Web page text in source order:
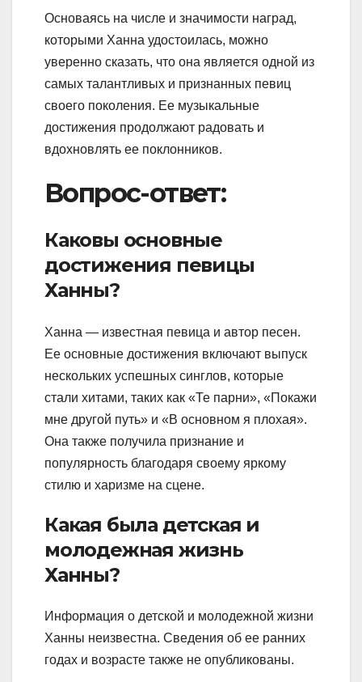
Основаясь на числе и значимости наград,
которыми Ханна удостоилась, можно
уверенно сказать, что она является одной из
самых талантливых и признанных певиц
своего поколения. Ее музыкальные
достижения продолжают радовать и
вдохновлять ее поклонников.
Вопрос-ответ:
Каковы основные
достижения певицы
Ханны?
Ханна — известная певица и автор песен.
Ее основные достижения включают выпуск
нескольких успешных синглов, которые
стали хитами, таких как «Те парни», «Покажи
мне другой путь» и «В основном я плохая».
Она также получила признание и
популярность благодаря своему яркому
стилю и харизме на сцене.
Какая была детская и
молодежная жизнь
Ханны?
Информация о детской и молодежной жизни
Ханны неизвестна. Сведения об ее ранних
годах и возрасте также не опубликованы.